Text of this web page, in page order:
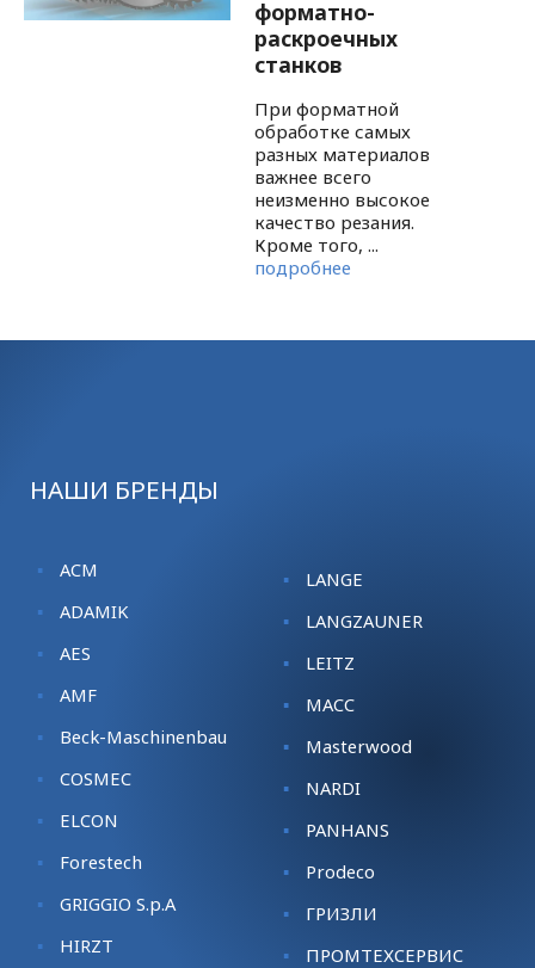
форматно-
раскроечных
станков
При форматной
обработке самых
разных материалов
важнее всего
неизменно высокое
качество резания.
Кроме того, ...
подробнее
НАШИ БРЕНДЫ
ACM
ADAMIK
AES
AMF
Beck-Maschinenbau
COSMEC
ELCON
Forestech
GRIGGIO S.p.A
HIRZT
LANGE
LANGZAUNER
LEITZ
MACC
Masterwood
NARDI
PANHANS
Prodeco
ГРИЗЛИ
ПРОМТЕХСЕРВИС